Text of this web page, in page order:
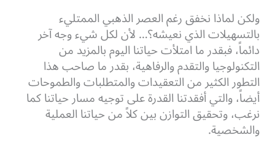
ولكن لماذا نخفق رغم العصر الذهبي الممتليء
بالتسهيلات الذي نعيشه؟… لأن لكل شيء وجه آخر
دائماً، فبقدر ما امتلأت حياتنا اليوم بالمزيد من
التكنولوجيا والتقدم والرفاهية، بقدر ما صاحب هذا
التطور الكثير من التعقيدات والمتطلبات والطموحات
أيضاً، والتي أفقدتنا القدرة على توجيه مسار حياتنا كما
نرغب، وتحقيق التوازن بين كلاً من حياتنا العملية
والشخصية.